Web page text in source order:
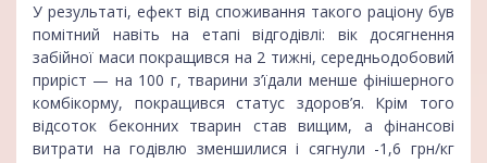
У результаті, ефект від споживання такого раціону був
помітний навіть на етапі відгодівлі: вік досягнення
забійної маси покращився на 2 тижні, середньодобовий
приріст — на 100 г, тварини з’їдали менше фінішерного
комбікорму, покращився статус здоров’я. Крім того
відсоток беконних тварин став вищим, а фінансові
витрати на годівлю зменшилися і сягнули -1,6 грн/кг